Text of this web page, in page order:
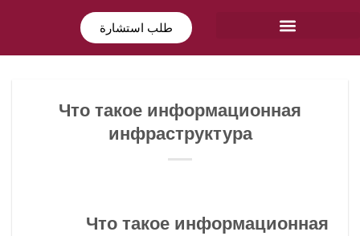
طلب استشارة
Что такое информационная
инфраструктура
Что такое информационная